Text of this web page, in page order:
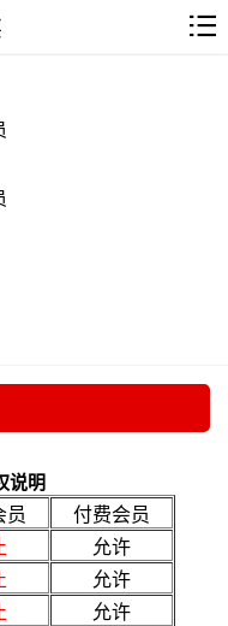
说明
员
付费会员
允许
允许
允许